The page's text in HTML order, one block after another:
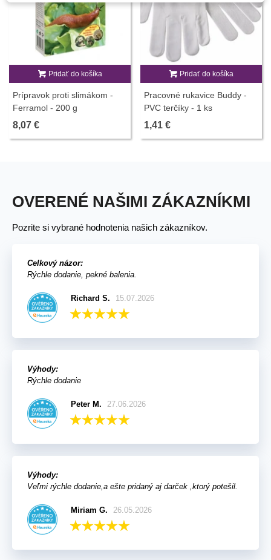
Pridať do košíka
Prípravok proti slimákom -
Ferramol - 200 g
8,07 €
Pridať do košíka
Pracovné rukavice Buddy -
PVC terčíky - 1 ks
1,41 €
OVERENÉ NAŠIMI ZÁKAZNÍKMI
Pozrite si vybrané hodnotenia našich zákazníkov.
Celkový názor:
Rýchle dodanie, pekné balenia.
Richard S. 15.07.2026
Výhody:
Rýchle dodanie
Peter M. 27.06.2026
Výhody:
Veľmi rýchle dodanie,a ešte pridaný aj darček ,ktorý potešil.
Miriam G. 26.05.2026